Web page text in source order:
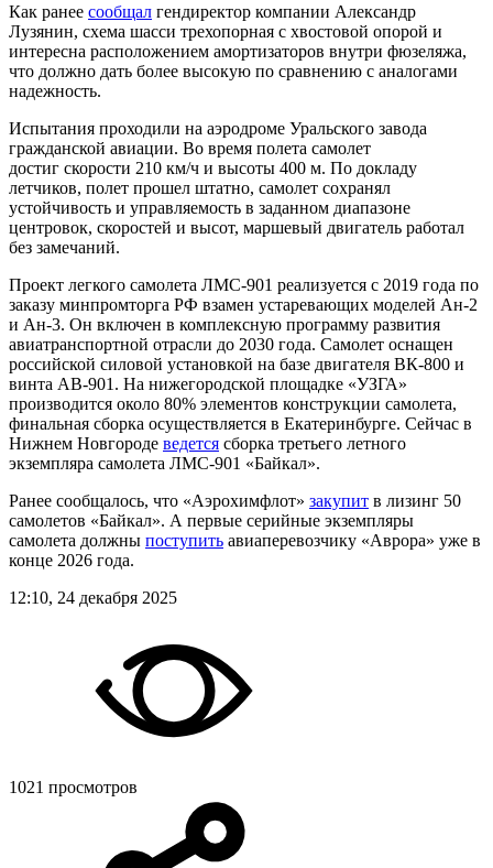
Как ранее сообщал гендиректор компании Александр
Лузянин, схема шасси трехопорная с хвостовой опорой и
интересна расположением амортизаторов внутри фюзеляжа,
что должно дать более высокую по сравнению с аналогами
надежность.
Испытания проходили на аэродроме Уральского завода
гражданской авиации. Во время полета самолет
достиг скорости 210 км/ч и высоты 400 м. По докладу
летчиков, полет прошел штатно, самолет сохранял
устойчивость и управляемость в заданном диапазоне
центровок, скоростей и высот, маршевый двигатель работал
без замечаний.
Проект легкого самолета ЛМС-901 реализуется с 2019 года по
заказу минпромторга РФ взамен устаревающих моделей Ан-2
и Ан-3. Он включен в комплексную программу развития
авиатранспортной отрасли до 2030 года. Самолет оснащен
российской силовой установкой на базе двигателя ВК-800 и
винта АВ-901. На нижегородской площадке «УЗГА»
производится около 80% элементов конструкции самолета,
финальная сборка осуществляется в Екатеринбурге. Сейчас в
Нижнем Новгороде ведется сборка третьего летного
экземпляра самолета ЛМС-901 «Байкал».
Ранее сообщалось, что «Аэрохимфлот» закупит в лизинг 50
самолетов «Байкал». А первые серийные экземпляры
самолета должны поступить авиаперевозчику «Аврора» уже в
конце 2026 года.
12:10, 24 декабря 2025
1021 просмотров